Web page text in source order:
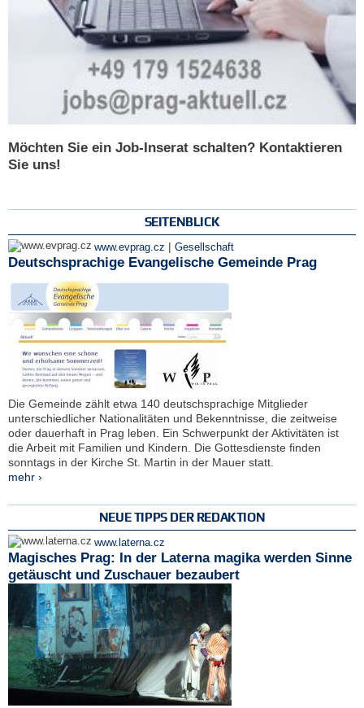
Möchten Sie ein Job-Inserat schalten? Kontaktieren
Sie uns!
SEITENBLICK
www.evprag.cz | Gesellschaft
Deutschsprachige Evangelische Gemeinde Prag
Die Gemeinde zählt etwa 140 deutschsprachige Mitglieder
unterschiedlicher Nationalitäten und Bekenntnisse, die zeitweise
oder dauerhaft in Prag leben. Ein Schwerpunkt der Aktivitäten ist
die Arbeit mit Familien und Kindern. Die Gottesdienste finden
sonntags in der Kirche St. Martin in der Mauer statt.
mehr ›
NEUE TIPPS DER REDAKTION
www.laterna.cz
Magisches Prag: In der Laterna magika werden Sinne
getäuscht und Zuschauer bezaubert